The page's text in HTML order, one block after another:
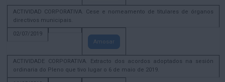
ACTIVIDAD CORPORATIVA. Cese e nomeamento de titulares de órganos
directivos municipais.
02/07/2019
Amosar
ACTIVIDADE CORPORATIVA. Extracto dos acordos adoptados na sesión
ordinaria do Pleno que tivo lugar o 6 de maio de 2019.